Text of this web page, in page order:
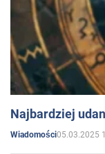
Najbardziej
Wiadomości05.03.2025